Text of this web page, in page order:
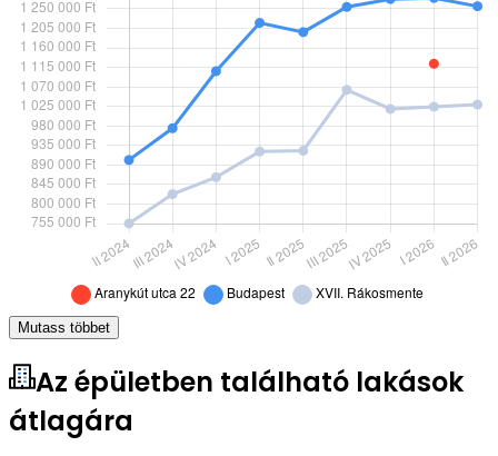
Mutass többet
Az épületben található lakások
átlagára